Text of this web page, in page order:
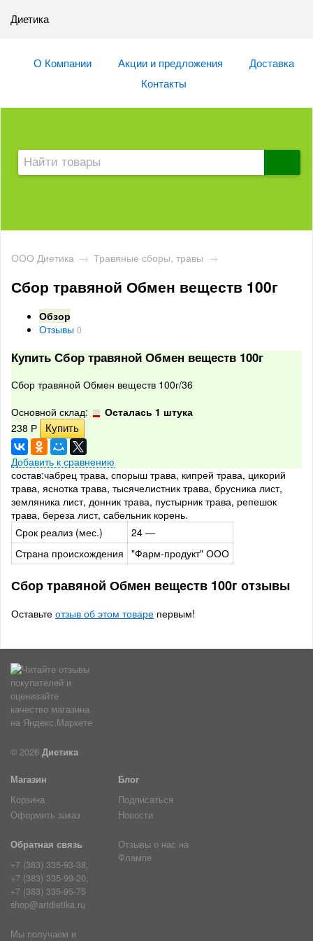
Диетика
О Компании Акции и предложения
Доставка
Контакты
ООО Диетика → Травяные сборы, травы →
Сбор травяной Обмен веществ 100г
Обзор
Отзывы 0
Купить Сбор травяной Обмен веществ 100г
Сбор травяной Обмен веществ 100г/36
Основной склад:
Осталась 1 штука
238 Р
Добавить к сравнению
состав:чабрец трава, спорыш трава, кипрей трава, цикорий
трава, яснотка трава, тысячелистник трава, брусника лист,
земляника лист, донник трава, пустырник трава, репешок
трава, береза лист, сабельник корень.
Срок реализ (мес.)
24 —
Страна происхождения "Фарм-продукт" ООО
Сбор травяной Обмен веществ 100г отзывы
Оставьте отзыв об этом товаре первым!
© 2026 Диетика
Магазин
Корзина
Оформить заказ
Блог
Подписаться
Новости
Обратная связь
+7 (383) 335-93-38,
+7 (383) 335-99-20,
+7 (383) 335-95-75
shop@artdietika.ru
Отзывы о нас на
Флампе
Мы получаем и